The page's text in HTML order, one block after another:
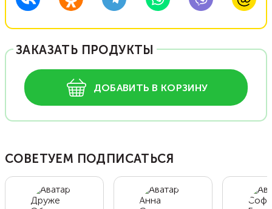
ЗАКАЗАТЬ ПРОДУКТЫ
ДОБАВИТЬ В КОРЗИНУ
СОВЕТУЕМ ПОДПИСАТЬСЯ